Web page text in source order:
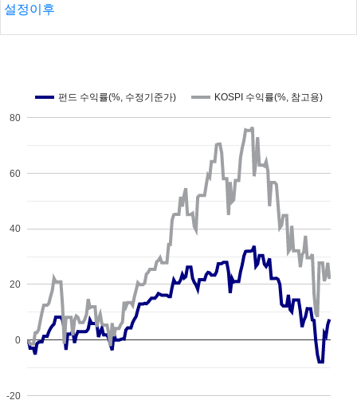
설정이후
펀드 수익률(%, 수정기준가) KOSPI 수익률(%, 참고용)
-20
0
20
40
60
80